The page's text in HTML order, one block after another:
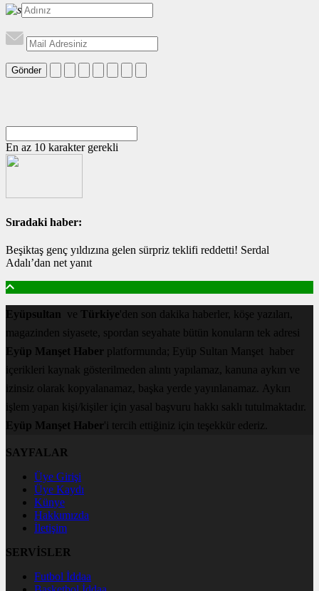
Gönder
En az 10 karakter gerekli
Sıradaki haber:
Beşiktaş genç yıldızına gelen sürpriz teklifi reddetti! Serdal
Adalı’dan net yanıt
Eyüpsultan ve Türkiye'den son dakika haberler, köşe yazıları,
magazinden siyasete, spordan seyahate bütün konuların tek adresi
Eyüp Manşet Haber platformunda; Eyüp Sultan Manşet haber
içerikleri kaynak gösterilmeden alıntı yapılamaz, kanuna aykırı ve
izinsiz olarak kopyalanamaz, başka yerde yayınlanamaz. Aykırı
işlem yapan kişi/kişiler için yasal başvuru hakkı saklı tutulmaktadır.
Eyüp Manşet Haber'i tercih ettiğiniz için teşekkür ederiz.
SAYFALAR
Üye Girişi
Üye Kaydı
Künye
Hakkımızda
İletişim
SERVİSLER
Futbol İddaa